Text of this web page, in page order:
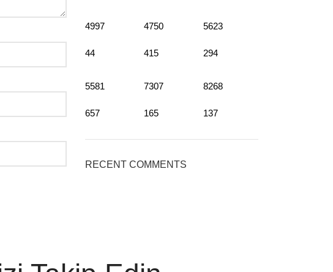
4997
44
4750
415
5623
294
5581
657
7307
165
8268
137
RECENT COMMENTS